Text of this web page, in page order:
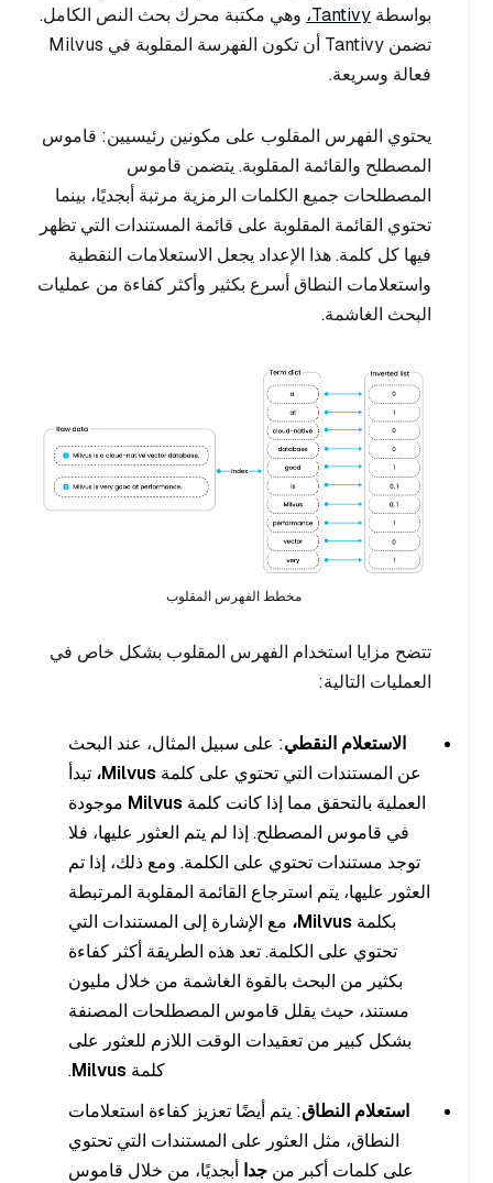
بواسطة Tantivy، وهي مكتبة محرك بحث النص الكامل.
تضمن Tantivy أن تكون الفهرسة المقلوبة في Milvus
فعالة وسريعة.
يحتوي الفهرس المقلوب على مكونين رئيسيين: قاموس
المصطلح والقائمة المقلوبة. يتضمن قاموس
المصطلحات جميع الكلمات الرمزية مرتبة أبجديًا، بينما
تحتوي القائمة المقلوبة على قائمة المستندات التي تظهر
فيها كل كلمة. هذا الإعداد يجعل الاستعلامات النقطية
واستعلامات النطاق أسرع بكثير وأكثر كفاءة من عمليات
البحث الغاشمة.
مخطط الفهرس المقلوب
تتضح مزايا استخدام الفهرس المقلوب بشكل خاص في
العمليات التالية:
الاستعلام النقطي: على سبيل المثال، عند البحث
عن المستندات التي تحتوي على كلمة Milvus، تبدأ
العملية بالتحقق مما إذا كانت كلمة Milvus موجودة
في قاموس المصطلح. إذا لم يتم العثور عليها، فلا
توجد مستندات تحتوي على الكلمة. ومع ذلك، إذا تم
العثور عليها، يتم استرجاع القائمة المقلوبة المرتبطة
بكلمة Milvus، مع الإشارة إلى المستندات التي
تحتوي على الكلمة. تعد هذه الطريقة أكثر كفاءة
بكثير من البحث بالقوة الغاشمة من خلال مليون
مستند، حيث يقلل قاموس المصطلحات المصنفة
بشكل كبير من تعقيدات الوقت اللازم للعثور على
كلمة Milvus
.
استعلام النطاق: يتم أيضًا تعزيز كفاءة استعلامات
النطاق، مثل العثور على المستندات التي تحتوي
على كلمات أكبر من جدا أبجديًا، من خلال قاموس